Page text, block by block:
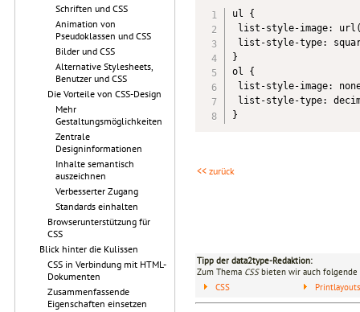
Schriften und CSS
Animation von
Pseudoklassen und CSS
Bilder und CSS
Alternative Stylesheets,
Benutzer und CSS
Die Vorteile von CSS-Design
Mehr
Gestaltungsmöglichkeiten
Zentrale
Designinformationen
Inhalte semantisch
auszeichnen
Verbesserter Zugang
Standards einhalten
Browserunterstützung für
CSS
Blick hinter die Kulissen
CSS in Verbindung mit HTML-
Dokumenten
Zusammenfassende
Eigenschaften einsetzen
ul {
list-style-image:
list-style-type:
}
ol {
list-style-image:
list-style-type:
}
<< zurück
Tipp der data2type-Redaktion:
Zum Thema CSSbieten wir auch folgende
CSS